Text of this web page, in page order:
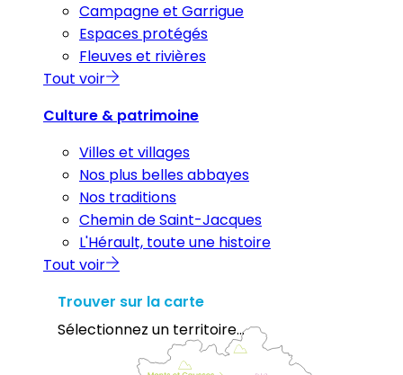
Campagne et Garrigue
Espaces protégés
Fleuves et rivières
Tout voir
Culture & patrimoine
Villes et villages
Nos plus belles abbayes
Nos traditions
Chemin de Saint-Jacques
L'Hérault, toute une histoire
Tout voir
Trouver sur la carte
Sélectionnez un territoire...